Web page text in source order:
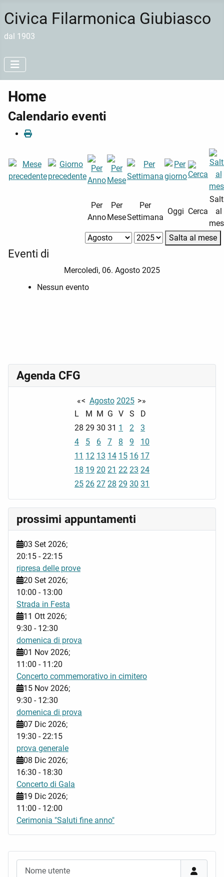
Civica Filarmonica Giubiasco
dal 1903
Home
Calendario eventi
Per
Anno
Per
Mese
Per
Settimana
Oggi Cerca
al
Salta al mese
Eventi di
Mercoledì, 06. Agosto 2025
Nessun evento
Agenda CFG
«< Agosto 2025 >»
L
M M G V S
D
28 29 30 31 1 2
3
4
5 6 7 8 9
10
11 12 13 14 15 16 17
18 19 20 21 22 23 24
25 26 27 28 29 30 31
prossimi appuntamenti
03 Set 2026;
20:15 -22:15
ripresa delle prove
20 Set 2026;
10:00 - 13:00
Strada in Festa
11 Ott 2026;
9:30 - 12:30
domenica di prova
01 Nov 2026;
11:00 - 11:20
Concerto commemorativo in cimitero
15 Nov 2026;
9:30 - 12:30
domenica di prova
07 Dic 2026;
19:30 -22:15
prova generale
08 Dic 2026;
16:30 - 18:30
Concerto di Gala
19 Dic 2026;
11:00 - 12:00
Cerimonia "Saluti fine anno"